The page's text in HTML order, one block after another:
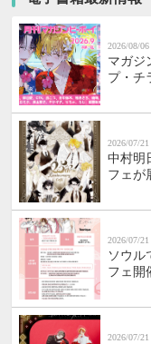
2026/08/06
マガジ
プ・チ
2026/07/21
中村明
フェが
2026/07/21
ソウル
フェ
2026/07/21